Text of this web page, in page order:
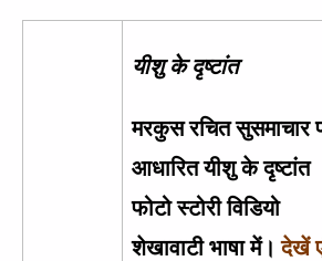
यीशु के दृष्टांत
मरकुस रचित सुसमाचार
आधारित यीशु के दृष्टांत
फोटो स्टोरी विडियो
शेखावाटी भाषा में।देखें